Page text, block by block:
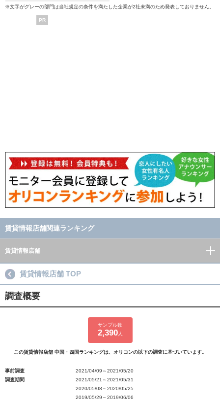
※文字がグレーの部門は当社規定の条件を満たした企業が2社未満のため発表しておりません。
PR
賃貸情報店舗関連ランキング
賃貸情報店舗
賃貸情報店舗 TOP
調査概要
サンプル数
2,390人
この賃貸情報店舗 中国・四国ランキングは、オリコンの以下の調査に基づいています。
事前調査
2021/04/09～2021/05/20
調査期間
2021/05/21～2021/05/31
2020/05/08～2020/05/25
2019/05/29～2019/06/06